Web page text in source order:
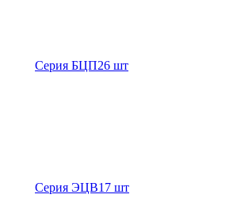
Серия БЦП26 шт
Серия ЭЦВ17 шт